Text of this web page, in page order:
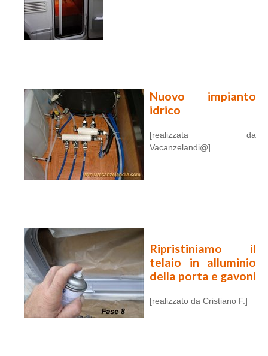
Nuovo impianto
idrico
[realizzata da
Vacanzelandi@]
Ripristiniamo il
telaio in alluminio
della porta e gavoni
[realizzato da Cristiano F.]